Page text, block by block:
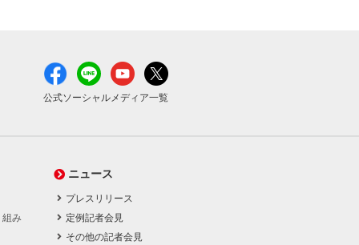
公式ソーシャルメディア一覧
組み
ニュース
プレスリリース
定例記者会見
その他の記者会見